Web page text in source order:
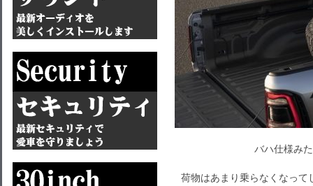
バハ仕様み
荷物はあまり乗らなくなって